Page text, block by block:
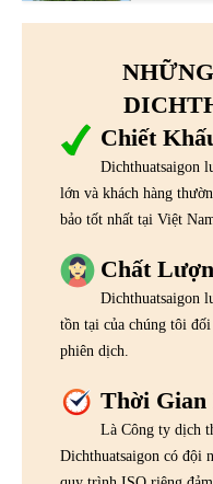
Chiết
Dichthuatsaigon
lớn và khách hàng
bảo tốt nhất tại Việt
Chất
Dichthuatsaigon
tồn tại của chúng tôi
phiên dịch.
Thời Gian
Là Công ty dịch
Dichthuatsaigon có đội